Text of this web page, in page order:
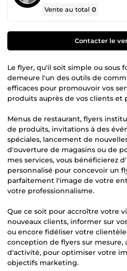
Vente au total0
Contacter le
Le flyer, qu'il soit simple ou sous
demeure l'un des outils de
efficaces pour promouvoir vos
produits auprès de vos clients et
Menus de restaurant, flyers
de produits, invitations à des
spéciales, lancement de
d'ouverture de magasins ou de
mes services, vous bénéficierez
personnalisé pour concevoir un
parfaitement l'image de votre
votre professionnalisme.
Que ce soit pour accroître votre
nouveaux clients, informer sur
ou encore fidéliser votre
conception de flyers sur mesure,
d'activité, pour optimiser votre
objectifs marketing.